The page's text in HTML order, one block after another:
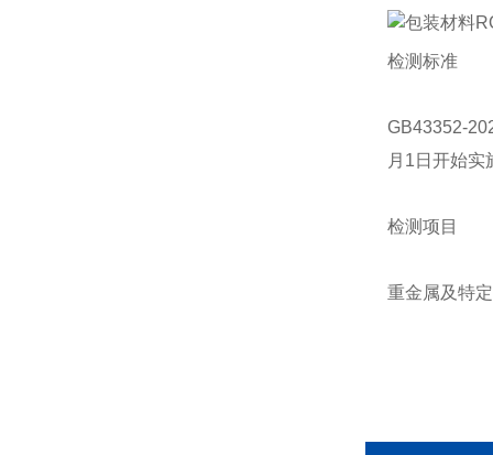
检测标准
GB43352-
月1日开始实
检测项目
重金属及特